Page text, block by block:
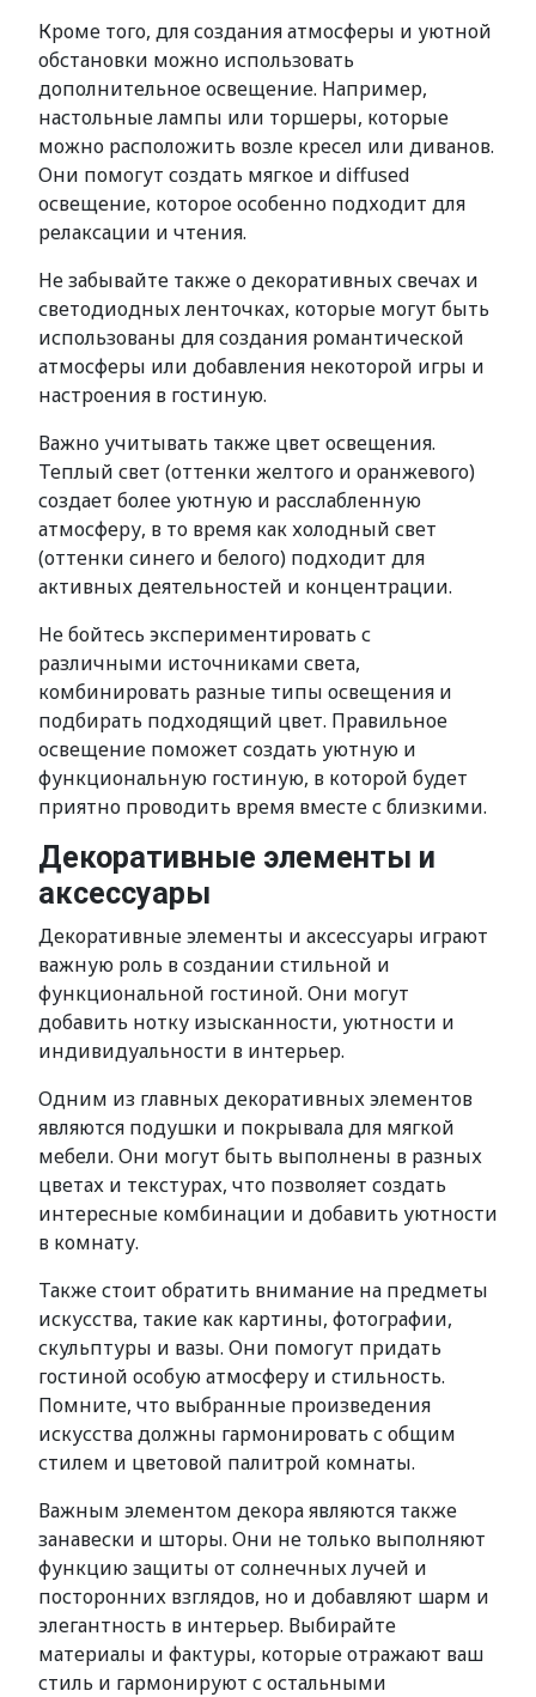
Кроме того, для создания атмосферы и уютной
обстановки можно использовать
дополнительное освещение. Например,
настольные лампы или торшеры, которые
можно расположить возле кресел или диванов.
Они помогут создать мягкое и diffused
освещение, которое особенно подходит для
релаксации и чтения.
Не забывайте также о декоративных свечах и
светодиодных ленточках, которые могут быть
использованы для создания романтической
атмосферы или добавления некоторой игры и
настроения в гостиную.
Важно учитывать также цвет освещения.
Теплый свет (оттенки желтого и оранжевого)
создает более уютную и расслабленную
атмосферу, в то время как холодный свет
(оттенки синего и белого) подходит для
активных деятельностей и концентрации.
Не бойтесь экспериментировать с
различными источниками света,
комбинировать разные типы освещения и
подбирать подходящий цвет. Правильное
освещение поможет создать уютную и
функциональную гостиную, в которой будет
приятно проводить время вместе с близкими.
Декоративные элементы и
аксессуары
Декоративные элементы и аксессуары играют
важную роль в создании стильной и
функциональной гостиной. Они могут
добавить нотку изысканности, уютности и
индивидуальности в интерьер.
Одним из главных декоративных элементов
являются подушки и покрывала для мягкой
мебели. Они могут быть выполнены в разных
цветах и текстурах, что позволяет создать
интересные комбинации и добавить уютности
в комнату.
Также стоит обратить внимание на предметы
искусства, такие как картины, фотографии,
скульптуры и вазы. Они помогут придать
гостиной особую атмосферу и стильность.
Помните, что выбранные произведения
искусства должны гармонировать с общим
стилем и цветовой палитрой комнаты.
Важным элементом декора являются также
занавески и шторы. Они не только выполняют
функцию защиты от солнечных лучей и
посторонних взглядов, но и добавляют шарм и
элегантность в интерьер. Выбирайте
материалы и фактуры, которые отражают ваш
стиль и гармонируют с остальными